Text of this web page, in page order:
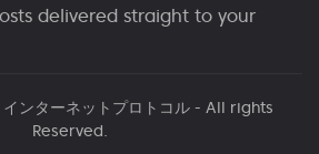
delivered straight to your
インターネットプロトコル- All rights
Reserved.